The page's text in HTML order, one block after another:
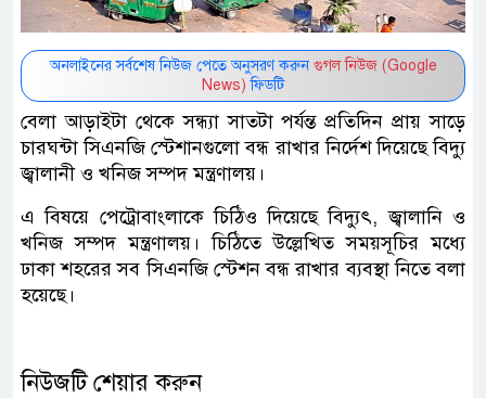
অনলাইনের সর্বশেষ নিউজ পেতে অনুসরণ করুন গুগল নিউজ (Google
News) ফিডটি
বেলা আড়াইটা থেকে সন্ধ্যা সাতটা পর্যন্ত প্রতিদিন প্রায় সাড়ে
চারঘন্টা সিএনজি স্টেশানগুলো বন্ধ রাখার নির্দেশ দিয়েছে বিদ্যু
জ্বালানী ও খনিজ সম্পদ মন্ত্রণালয়।
এ বিষয়ে পেট্রোবাংলাকে চিঠিও দিয়েছে বিদ্যুৎ, জ্বালানি ও
খনিজ সম্পদ মন্ত্রণালয়। চিঠিতে উল্লেখিত সময়সূচির মধ্যে
ঢাকা শহরের সব সিএনজি স্টেশন বন্ধ রাখার ব্যবস্থা নিতে বলা
হয়েছে।
নিউজটি শেয়ার করুন